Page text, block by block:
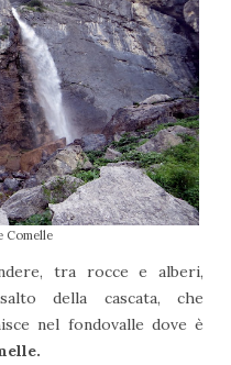
Comelle
tra rocce e alberi,
della cascata, che
nel fondovalle dove è